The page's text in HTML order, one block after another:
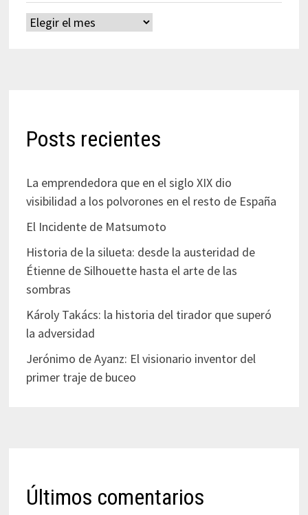
Archivos
Posts recientes
La emprendedora que en el siglo XIX dio
visibilidad a los polvorones en el resto de España
El Incidente de Matsumoto
Historia de la silueta: desde la austeridad de
Étienne de Silhouette hasta el arte de las
sombras
Károly Takács: la historia del tirador que superó
la adversidad
Jerónimo de Ayanz: El visionario inventor del
primer traje de buceo
Últimos comentarios